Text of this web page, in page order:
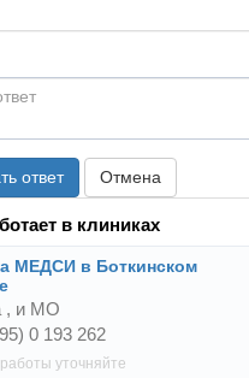
ответ Отмена
в клиниках
МЕДСИ в Боткинском
, и МО
0 193 262
уточняйте